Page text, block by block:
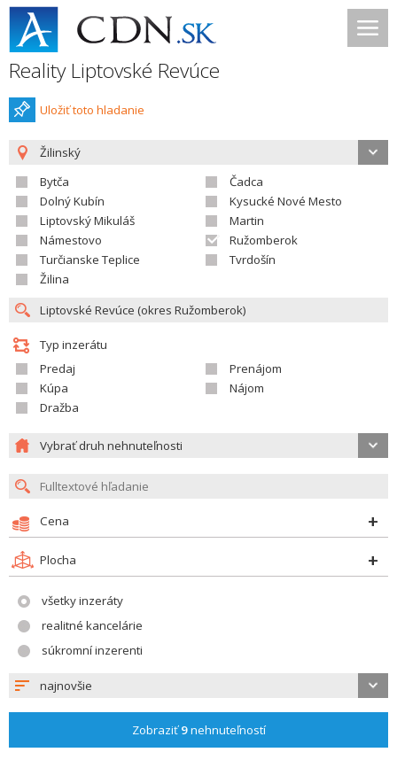
Reality Liptovské Revúce
Uložiť toto hladanie
Žilinský
Bytča
Čadca
Dolný Kubín
Kysucké Nové Mesto
Liptovský Mikuláš
Martin
Námestovo
Ružomberok
Turčianske Teplice
Tvrdošín
Žilina
Typ inzerátu
Predaj
Prenájom
Kúpa
Nájom
Dražba
Vybrať druh nehnuteľnosti
Cena
Plocha
všetky inzeráty
realitné kancelárie
súkromní inzerenti
najnovšie
Zobraziť9nehnuteľností